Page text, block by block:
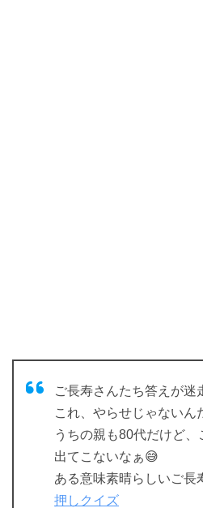
ご長寿さんたち答えが迷
これ、やらせじゃないん
うちの親も80代だけど
出てこないなぁ😅
ある意味素晴らしいご長
押しクイズ